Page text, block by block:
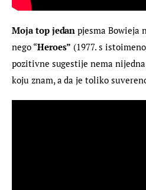
Moja top jedan pjesma Bowieja
nego “Heroes” (1977. s
pozitivne sugestije nema
koju znam, a da je toliko